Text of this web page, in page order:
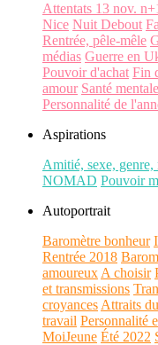
Attentats 13 nov.
Nice Nuit Debout
Rentrée, pêle-mêle
médias Guerre en
Pouvoir d'achat Fin
amour Santé
Personnalité de
Aspirations
Amitié, sexe, genre,
NOMAD Pouvoir
Autoportrait
Baromètre bonheur
Rentrée 2018
amoureux A choisir
et transmissions
croyances Attraits
travail Personnalité
MoiJeune Été 2022